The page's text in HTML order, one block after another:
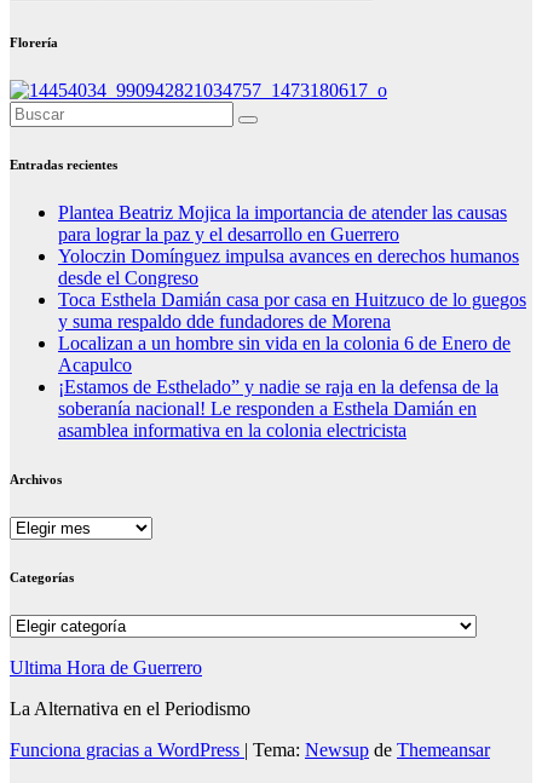
Florería
Entradas recientes
Plantea Beatriz Mojica la importancia de atender las causas
para lograr la paz y el desarrollo en Guerrero
Yoloczin Domínguez impulsa avances en derechos humanos
desde el Congreso
Toca Esthela Damián casa por casa en Huitzuco de lo guegos
y suma respaldo dde fundadores de Morena
Localizan a un hombre sin vida en la colonia 6 de Enero de
Acapulco
¡Estamos de Esthelado” y nadie se raja en la defensa de la
soberanía nacional! Le responden a Esthela Damián en
asamblea informativa en la colonia electricista
Archivos
Archivos
Categorías
Categorías
Ultima Hora de Guerrero
La Alternativa en el Periodismo
Funciona gracias a WordPress | Tema: Newsup de Themeansar